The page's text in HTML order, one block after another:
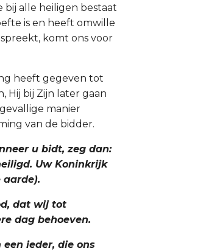
bij alle heiligen bestaat
is en heeft omwille
komt ons voor
heeft gegeven tot
Hij bij Zijn later gaan
manier
van de bidder.
u bidt, zeg dan:
Uw Koninkrijk
aarde).
dat wij tot
dag behoeven.
ieder, die ons